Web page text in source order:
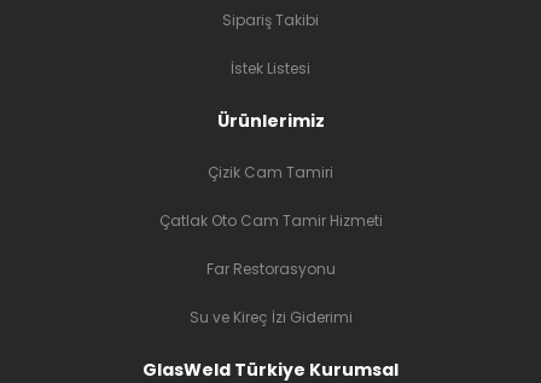
Sipariş Takibi
İstek Listesi
Ürünlerimiz
Çizik Cam Tamiri
Çatlak Oto Cam Tamir Hizmeti
Far Restorasyonu
Su ve Kireç İzi Giderimi
GlasWeld Türkiye Kurumsal